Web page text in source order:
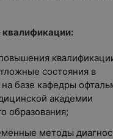
состояния в
базе кафедры
академии
образования;
методы